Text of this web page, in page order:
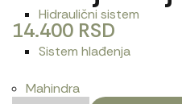
Hidraulični sistem
Sistem hlađenja
Mahindra
14.400 RSD